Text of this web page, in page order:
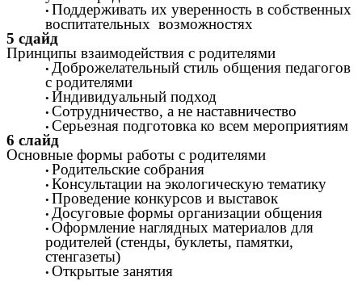
Поддерживать их уверенность в собственных
воспитательных возможностях
5 сдайд
Принципы взаимодействия с родителями
Доброжелательный стиль общения педагогов
с родителями
Индивидуальный подход
Сотрудничество, а не наставничество
Серьезная подготовка ко всем мероприятиям
6 слайд
Основные формы работы с родителями
Родительские собрания
Консультации на экологическую тематику
Проведение конкурсов и выставок
Досуговые формы организации общения
Оформление наглядных материалов для
родителей (стенды, буклеты, памятки,
стенгазеты)
Открытые занятия